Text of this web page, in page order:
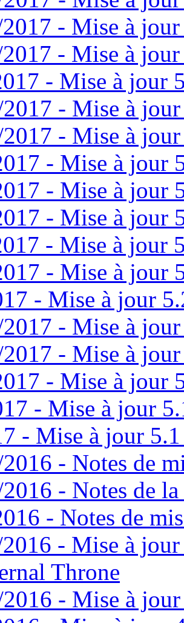
- Mise à
- Mise à
- Mise à jour
- Mise à
- Mise à
- Mise à jour
- Mise à jour
- Mise à jour
- Mise à jour
- Mise à jour
- Mise à jour
- Mise à
- Mise à
- Mise à jour
- Mise à jour
- Mise à jour
- Notes de
- Notes de
- Notes de
- Mise à
Throne
- Mise à